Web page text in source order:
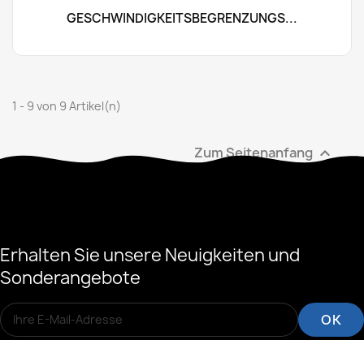
GESCHWINDIGKEITSBEGRENZUNGS...
1 - 9 von 9 Artikel(n)
Zum Seitenanfang 
Erhalten Sie unsere Neuigkeiten und
Sonderangebote